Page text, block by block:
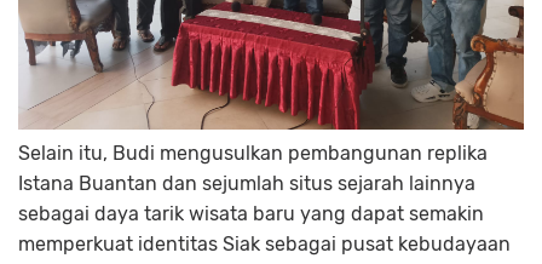
Selain itu, Budi mengusulkan pembangunan replika
Istana Buantan dan sejumlah situs sejarah lainnya
sebagai daya tarik wisata baru yang dapat semakin
memperkuat identitas Siak sebagai pusat kebudayaan